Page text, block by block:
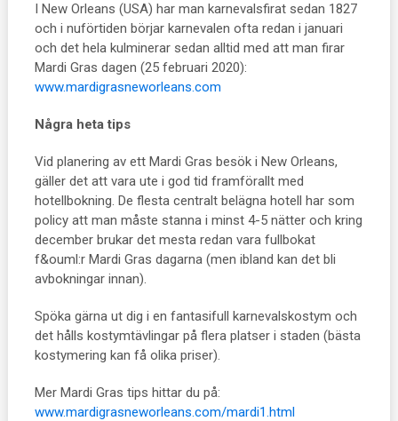
I New Orleans (USA) har man karnevalsfirat sedan 1827
och i nuförtiden börjar karnevalen ofta redan i januari
och det hela kulminerar sedan alltid med att man firar
Mardi Gras dagen (25 februari 2020):
www.mardigrasneworleans.com
Några heta tips
Vid planering av ett Mardi Gras besök i New Orleans,
gäller det att vara ute i god tid framförallt med
hotellbokning. De flesta centralt belägna hotell har som
policy att man måste stanna i minst 4-5 nätter och kring
december brukar det mesta redan vara fullbokat
f&ouml:r Mardi Gras dagarna (men ibland kan det bli
avbokningar innan).
Spöka gärna ut dig i en fantasifull karnevalskostym och
det hålls kostymtävlingar på flera platser i staden (bästa
kostymering kan få olika priser).
Mer Mardi Gras tips hittar du på:
www.mardigrasneworleans.com/mardi1.html